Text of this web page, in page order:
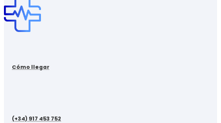
Cómo llegar
(+34) 917 453 752